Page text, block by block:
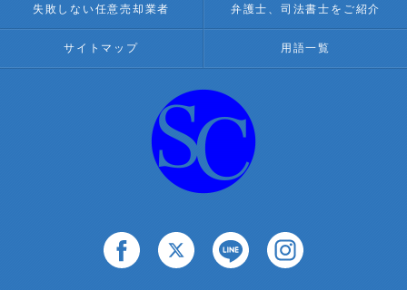
失敗しない任意売却業者 弁護士、司法書士をご紹介
サイトマップ 用語一覧